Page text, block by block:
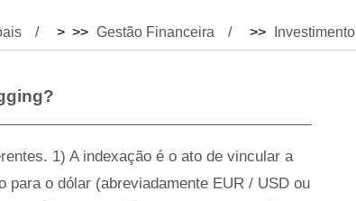
> >> Gestão Financeira >> Investimento
1) A indexação é o ato de vincular a
para o dólar (abreviadamente EUR / USD ou